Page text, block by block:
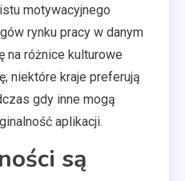
motywacyjnego
rynku pracy w danym
na różnice kulturowe
niektóre kraje preferują
gdy inne mogą
aplikacji.
są